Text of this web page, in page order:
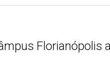
Florianópolis